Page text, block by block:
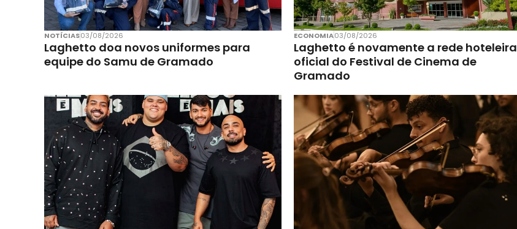
NOTÍCIAS03/08/2026
Laghetto doa novos uniformes para
equipe do Samu de Gramado
ECONOMIA03/08/2026
Laghetto é novamente a rede hoteleira
oficial do Festival de Cinema de
Gramado